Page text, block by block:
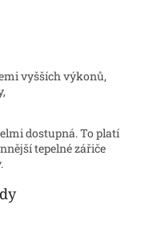
vyšších výkonů,
dostupná. To platí
tepelné zářiče